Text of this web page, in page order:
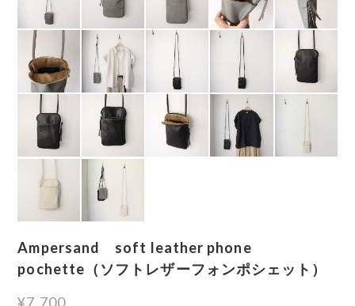
Ampersand soft leather phone
pochette（ソフトレザーフォンポシェット）
¥7,700